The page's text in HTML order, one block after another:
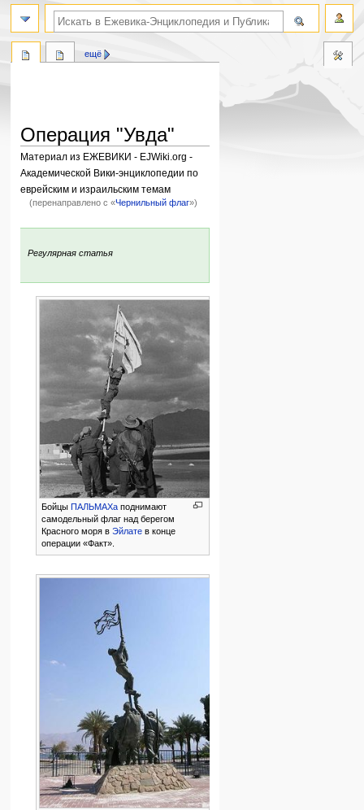
Операция "Увда"
Материал из ЕЖЕВИКИ - EJWiki.org -
Академической Вики-энциклопедии по
еврейским и израильским темам
(перенаправлено с «Чернильный флаг»)
Перейти
навигации
Перейти
поиску
Регулярная статья
Бойцы ПАЛЬМАХаподнимают
самодельный флаг над берегом
Красного моря в Эйлатев конце
операции «Факт».
ещё
поиск по словам